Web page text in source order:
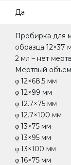
Да
Пробирка для
образца 12×37
2 мл – нет
Мертвый
φ 12×68,5 мм
φ 12×99 мм
φ 12.7×75 мм
φ 12.7×100 мм
φ 13×75 мм
φ 13×95 мм
φ 13×100 мм
φ 16×75 мм